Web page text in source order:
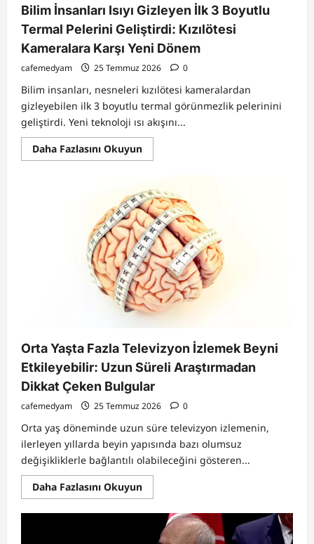
Bilim İnsanları Isıyı Gizleyen İlk 3 Boyutlu
Termal Pelerini Geliştirdi: Kızılötesi
Kameralara Karşı Yeni Dönem
cafemedyam 25 Temmuz 2026 0
Bilim insanları, nesneleri kızılötesi kameralardan
gizleyebilen ilk 3 boyutlu termal görünmezlik pelerinini
geliştirdi. Yeni teknoloji ısı akışını...
Daha Fazlasını OkuyunRead
more
İnsanları
Isıyı
Gizleyen
İlk
3
Boyutlu
Termal
Pelerini
Geliştirdi:
Kızılötesi
Kameralara
Karşı
Yeni
Dönem
Orta Yaşta Fazla Televizyon İzlemek Beyni
Etkileyebilir: Uzun Süreli Araştırmadan
Dikkat Çeken Bulgular
cafemedyam 25 Temmuz 2026 0
Orta yaş döneminde uzun süre televizyon izlemenin,
ilerleyen yıllarda beyin yapısında bazı olumsuz
değişikliklerle bağlantılı olabileceğini gösteren...
Daha Fazlasını OkuyunRead
more
Orta
Yaşta
Fazla